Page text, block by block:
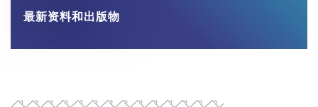
最新资料和出版物